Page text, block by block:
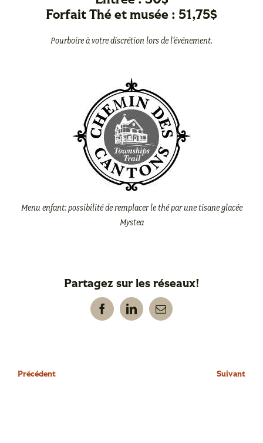
Forfait Thé et musée : 51,75$
Pourboire à votre discrétion lors de l’événement.
Menu enfant: possibilité de remplacer le thé parune tisane glacée
Mystea
Partagez sur les réseaux!
FacebookLinkedInEmail
Précédent Suivant